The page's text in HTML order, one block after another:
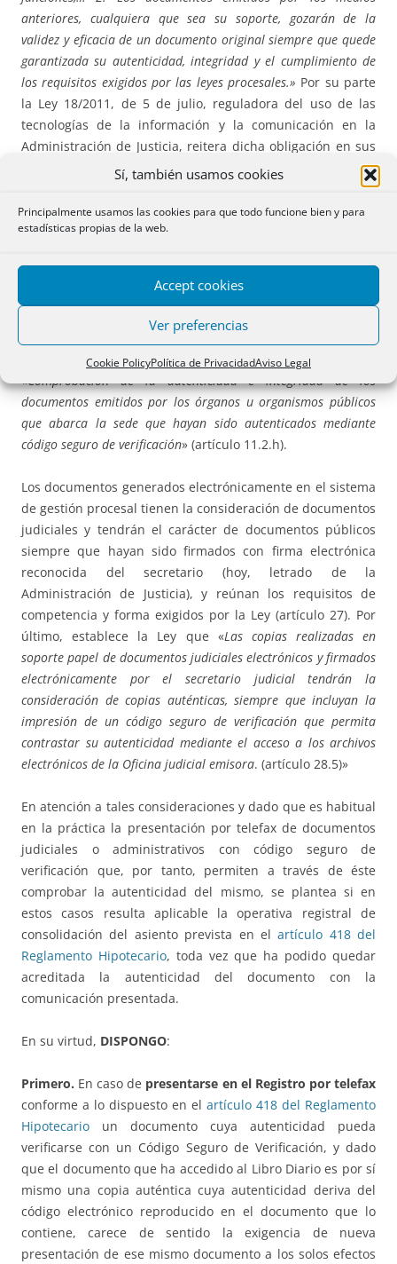
Sí, también usamos cookies
Principalmente usamos las cookies para que todo funcione bien y para
estadísticas propias de la web.
Accept cookies
Ver preferencias
Cookie PolicyPolítica de PrivacidadAviso Legal
anteriores, cualquiera que sea su soporte, gozarán de la
validez y eficacia de un documento original siempre que quede
garantizada su autenticidad, integridad y el cumplimiento de
los requisitos exigidos por las leyes procesales.» Por su parte
la Ley 18/2011, de 5 de julio, reguladora del uso de las
tecnologías de la información y la comunicación en la
Administración de Justicia, reitera dicha obligación en sus
artículos 1.2, 6.3 y 8, garantizando el derecho tanto de los
particulares como de los profesionales que se relacionan
con la Administración de Justicia (artículos 4.2 y 6.2 de la
propia Ley), a obtener copias electrónicas de los
del sistema informático se lleva a cabo por medio de la
sede electrónica correspondiente (artículo 7), a través de la
que deben llevarse a cabo todas las actuaciones que
requieran de autenticación (artículo 10), incluida la de la
«Comprobación de la autenticidad e integridad de los
documentos emitidos por los órganos u organismos públicos
que abarca la sede que hayan sido autenticados mediante
código seguro de verificación» (artículo 11.2.h).
Los documentos generados electrónicamente en el sistema
de gestión procesal tienen la consideración de documentos
judiciales y tendrán el carácter de documentos públicos
siempre que hayan sido firmados con firma electrónica
reconocida del secretario (hoy, letrado de la
Administración de Justicia), y reúnan los requisitos de
competencia y forma exigidos por la Ley (artículo 27). Por
último, establece la Ley que «Las copias realizadas en
soporte papel de documentos judiciales electrónicos y firmados
electrónicamente por el secretario judicial tendrán la
consideración de copias auténticas, siempre que incluyan la
impresión de un código seguro de verificación que permita
contrastar su autenticidad mediante el acceso a los archivos
electrónicos de la Oficina judicial emisora. (artículo 28.5)»
En atención a tales consideraciones y dado que es habitual
en la práctica la presentación por telefax de documentos
judiciales o administrativos con código seguro de
verificación que, por tanto, permiten a través de éste
comprobar la autenticidad del mismo, se plantea si en
estos casos resulta aplicable la operativa registral de
consolidación del asiento prevista en elartículo 418 del
Reglamento Hipotecario, toda vez que ha podido quedar
acreditada la autenticidad del documento con la
comunicación presentada.
En su virtud, DISPONGO:
Primero. En caso de presentarse en el Registro por telefax
conforme a lo dispuesto en el artículo 418 del Reglamento
Hipotecario un documento cuya autenticidad pueda
verificarse con un Código Seguro de Verificación, y dado
que el documento que ha accedido al Libro Diario es por sí
mismo una copia auténtica cuya autenticidad deriva del
código electrónico reproducido en el documento que lo
contiene, carece de sentido la exigencia de nueva
presentación de ese mismo documento a los solos efectos